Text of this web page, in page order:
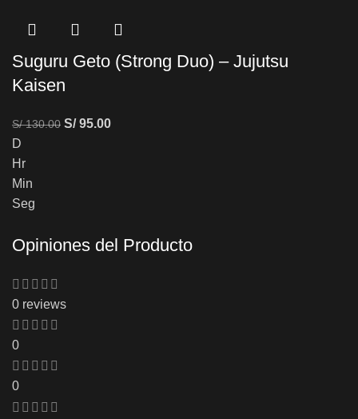
Suguru Geto (Strong Duo) – Jujutsu
Kaisen
S/130.00 S/95.00
D
Hr
Min
Seg
Opiniones del Producto
0 reviews
0
0